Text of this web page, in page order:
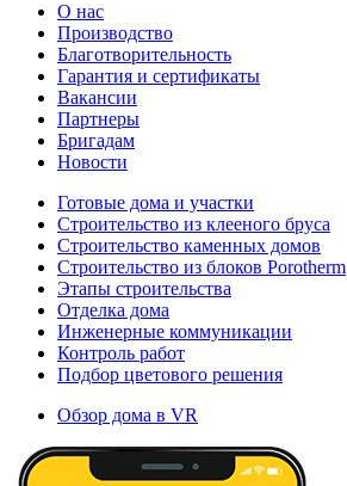
О нас
Производство
Благотворительность
Гарантия и сертификаты
Вакансии
Партнеры
Бригадам
Новости
Готовые дома и участки
Строительство из клееного бруса
Строительство каменных домов
Строительство из блоков Porotherm
Этапы строительства
Отделка дома
Инженерные коммуникации
Контроль работ
Подбор цветового решения
Обзор дома в VR